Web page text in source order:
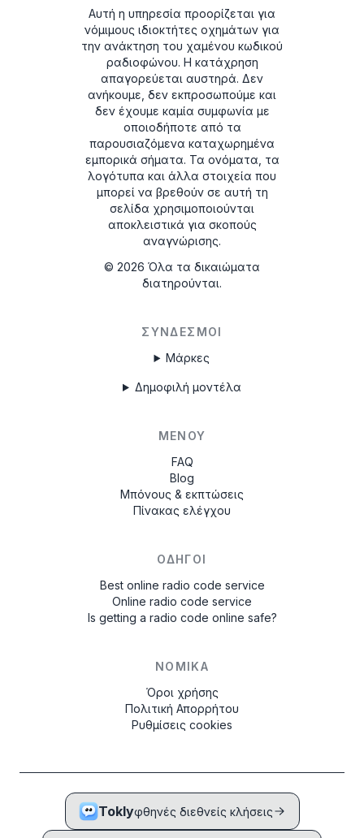
Αυτή η υπηρεσία προορίζεται για
νόμιμους ιδιοκτήτες οχημάτων για
την ανάκτηση του χαμένου κωδικού
ραδιοφώνου. Η κατάχρηση
απαγορεύεται αυστηρά. Δεν
ανήκουμε, δεν εκπροσωπούμε και
δεν έχουμε καμία συμφωνία με
οποιοδήποτε από τα
παρουσιαζόμενα καταχωρημένα
εμπορικά σήματα. Τα ονόματα, τα
λογότυπα και άλλα στοιχεία που
μπορεί να βρεθούν σε αυτή τη
σελίδα χρησιμοποιούνται
αποκλειστικά για σκοπούς
αναγνώρισης.
© 2026 Όλα τα δικαιώματα
διατηρούνται.
ΣΎΝΔΕΣΜΟΙ
Μάρκες
Δημοφιλή μοντέλα
ΜΕΝΟΎ
FAQ
Blog
Μπόνους & εκπτώσεις
Πίνακας ελέγχου
ΟΔΗΓΟΊ
Best online radio code service
Online radio code service
Is getting a radio code online safe?
ΝΟΜΙΚΆ
Όροι χρήσης
Πολιτική Απορρήτου
Ρυθμίσεις cookies
Toklyφθηνές διεθνείς κλήσεις